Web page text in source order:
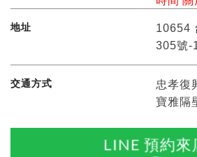
地址
10654
305號-
交通方式
忠孝復
寶雅隔
LINE 預約來